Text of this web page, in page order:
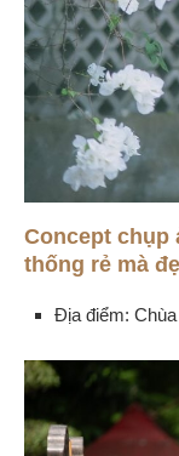
Concept chụp
thống rẻ mà
Địa điểm: